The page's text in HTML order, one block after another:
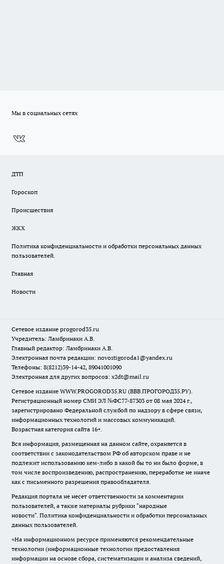
Мы в социальных сетях
ДТП
Гороскоп
Происшествия
ЖКХ
Политика конфиденциальности и обработки персональных данных
пользователей.
Главная
Новости
Сетевое издание progorod35.ru
Учредитель: Ламбринаки А.В.
Главный редактор: Ламбринаки А.В.
Электронная почта редакции: novostigoroda1@yandex.ru
Телефоны: 8(8212)39-14-42, 89041001090
Электронная для других вопросов: x2dt@mail.ru
Сетевое издание WWW.PROGOROD35.RU (ВВВ.ПРОГОРОД35.РУ).
Регистрационный номер СМИ ЭЛ №ФС77-87303 от 08 мая 2024 г.,
зарегистрировано Федеральной службой по надзору в сфере связи,
информационных технологий и массовых коммуникаций.
Возрастная категория сайта 16+.
Вся информация, размещенная на данном сайте, охраняется в
соответствии с законодательством РФ об авторском праве и не
подлежит использованию кем-либо в какой бы то ни было форме, в
том числе воспроизведению, распространению, переработке не иначе
как с письменного разрешения правообладателя.
Редакция портала не несет ответственности за комментарии
пользователей, а также материалы рубрики "народные
новости". Политика конфиденциальности и обработки персональных
данных пользователей.
«На информационном ресурсе применяются рекомендательные
технологии (информационные технологии предоставления
информации на основе сбора, систематизации и анализа сведений,